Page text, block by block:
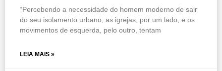
“Percebendo a necessidade do homem moderno de sair
do seu isolamento urbano, as igrejas, por um lado, e os
movimentos de esquerda, pelo outro, tentam
LEIA MAIS »